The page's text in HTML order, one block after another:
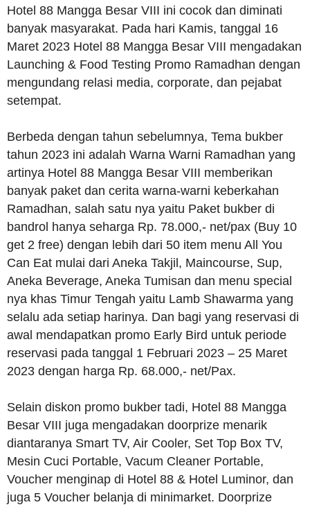
Hotel 88 Mangga Besar VIII ini cocok dan diminati
banyak masyarakat. Pada hari Kamis, tanggal 16
Maret 2023 Hotel 88 Mangga Besar VIII mengadakan
Launching & Food Testing Promo Ramadhan dengan
mengundang relasi media, corporate, dan pejabat
setempat.
Berbeda dengan tahun sebelumnya, Tema bukber
tahun 2023 ini adalah Warna Warni Ramadhan yang
artinya Hotel 88 Mangga Besar VIII memberikan
banyak paket dan cerita warna-warni keberkahan
Ramadhan, salah satu nya yaitu Paket bukber di
bandrol hanya seharga Rp. 78.000,- net/pax (Buy 10
get 2 free) dengan lebih dari 50 item menu All You
Can Eat mulai dari Aneka Takjil, Maincourse, Sup,
Aneka Beverage, Aneka Tumisan dan menu special
nya khas Timur Tengah yaitu Lamb Shawarma yang
selalu ada setiap harinya. Dan bagi yang reservasi di
awal mendapatkan promo Early Bird untuk periode
reservasi pada tanggal 1 Februari 2023 – 25 Maret
2023 dengan harga Rp. 68.000,- net/Pax.
Selain diskon promo bukber tadi, Hotel 88 Mangga
Besar VIII juga mengadakan doorprize menarik
diantaranya Smart TV, Air Cooler, Set Top Box TV,
Mesin Cuci Portable, Vacum Cleaner Portable,
Voucher menginap di Hotel 88 & Hotel Luminor, dan
juga 5 Voucher belanja di minimarket. Doorprize